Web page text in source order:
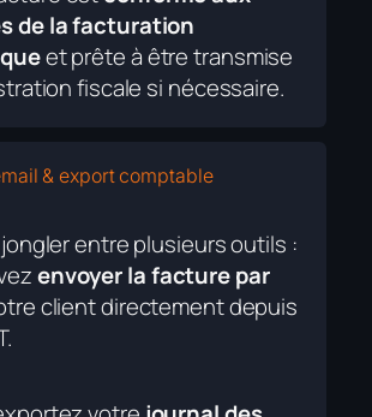
de la facturation
et prête à être transmise
fiscale si nécessaire.
& export comptable
entre plusieurs outils :
envoyer la facture par
client directement depuis